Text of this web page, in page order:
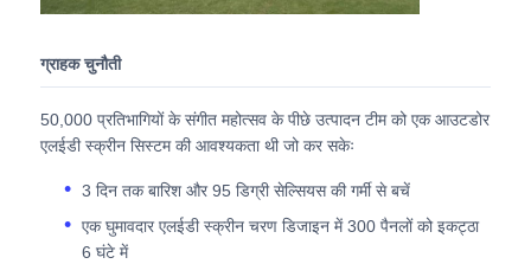
समाचार
मामले
ग्राहक चुनौती
50,000 प्रतिभागियों के संगीत महोत्सव के पीछे उत्पादन टीम को एक आउटडोर
एलईडी स्क्रीन सिस्टम की आवश्यकता थी जो कर सकेः
3 दिन तक बारिश और 95 डिग्री सेल्सियस की गर्मी से बचें
एक घुमावदार एलईडी स्क्रीन चरण डिजाइन में 300 पैनलों को इकट्ठा
6 घंटे में